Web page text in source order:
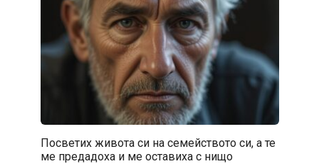
Посветих живота си на семейството си, а те
ме предадоха и ме оставиха с нищо